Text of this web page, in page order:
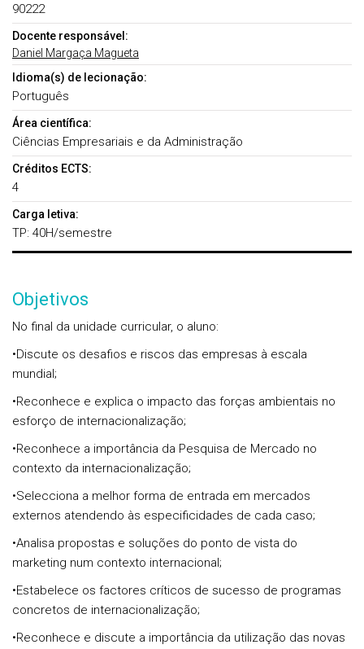
90222
Docente responsável:
Daniel Margaça Magueta
Idioma(s) de lecionação:
Português
Área científica:
Ciências Empresariais e da Administração
Créditos ECTS:
4
Carga letiva:
TP: 40H/semestre
Objetivos
No final da unidade curricular, o aluno:
•Discute os desafios e riscos das empresas à escala
mundial;
•Reconhece e explica o impacto das forças ambientais no
esforço de internacionalização;
•Reconhece a importância da Pesquisa de Mercado no
contexto da internacionalização;
•Selecciona a melhor forma de entrada em mercados
externos atendendo às especificidades de cada caso;
•Analisa propostas e soluções do ponto de vista do
marketing num contexto internacional;
•Estabelece os factores críticos de sucesso de programas
concretos de internacionalização;
•Reconhece e discute a importância da utilização das novas